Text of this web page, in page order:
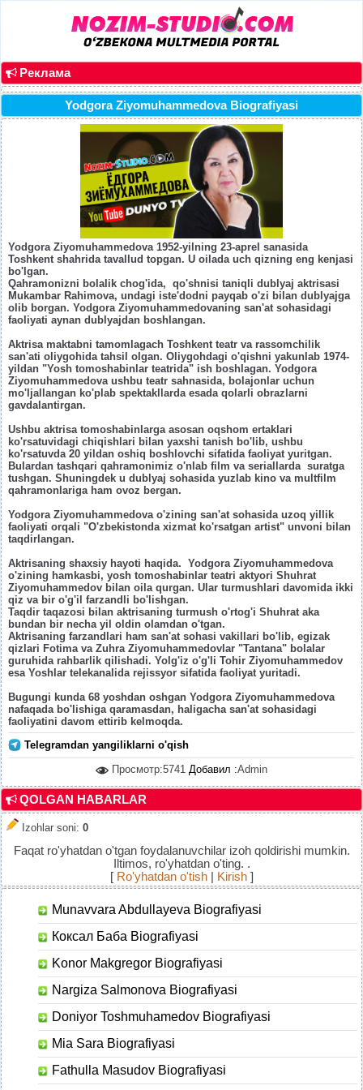
Реклама
Yodgora Ziyomuhammedova Biografiyasi
Yodgora Ziyomuhammedova 1952-yilning 23-aprel sanasida
Toshkent shahrida tavallud topgan. U oilada uch qizning eng kenjasi
bo'lgan.
Qahramonizni bolalik chog'ida, qo'shnisi taniqli dublyaj aktrisasi
Mukambar Rahimova, undagi iste'dodni payqab o'zi bilan dublyajga
olib borgan. Yodgora Ziyomuhammedovaning san'at sohasidagi
faoliyati aynan dublyajdan boshlangan.
Aktrisa maktabni tamomlagach Toshkent teatr va rassomchilik
san'ati oliygohida tahsil olgan. Oliygohdagi o'qishni yakunlab 1974-
yildan "Yosh tomoshabinlar teatrida" ish boshlagan. Yodgora
Ziyomuhammedova ushbu teatr sahnasida, bolajonlar uchun
mo'ljallangan ko'plab spektakllarda esada qolarli obrazlarni
gavdalantirgan.
Ushbu aktrisa tomoshabinlarga asosan oqshom ertaklari
ko'rsatuvidagi chiqishlari bilan yaxshi tanish bo'lib, ushbu
ko'rsatuvda 20 yildan oshiq boshlovchi sifatida faoliyat yuritgan.
Bulardan tashqari qahramonimiz o'nlab film va seriallarda suratga
tushgan. Shuningdek u dublyaj sohasida yuzlab kino va multfilm
qahramonlariga ham ovoz bergan.
Yodgora Ziyomuhammedova o'zining san'at sohasida uzoq yillik
faoliyati orqali "O'zbekistonda xizmat ko'rsatgan artist" unvoni bilan
taqdirlangan.
Aktrisaning shaxsiy hayoti haqida. Yodgora Ziyomuhammedova
o'zining hamkasbi, yosh tomoshabinlar teatri aktyori Shuhrat
Ziyomuhammedov bilan oila qurgan. Ular turmushlari davomida ikki
qiz va bir o'g'il farzandli bo'lishgan.
Taqdir taqazosi bilan aktrisaning turmush o'rtog'i Shuhrat aka
bundan bir necha yil oldin olamdan o'tgan.
Aktrisaning farzandlari ham san'at sohasi vakillari bo'lib, egizak
qizlari Fotima va Zuhra Ziyomuhammedovlar "Tantana" bolalar
guruhida rahbarlik qilishadi. Yolg'iz o'g'li Tohir Ziyomuhammedov
esa Yoshlar telekanalida rejissyor sifatida faoliyat yuritadi.
Bugungi kunda 68 yoshdan oshgan Yodgora Ziyomuhammedova
nafaqada bo'lishiga qaramasdan, haligacha san'at sohasidagi
faoliyatini davom ettirib kelmoqda.
Telegramdan yangiliklarni o'qish
Просмотр:5741 Добавил :Admin
QOLGAN HABARLAR
Izohlar soni: 0
Faqat ro'yhatdan o'tgan foydalanuvchilar izoh qoldirishi mumkin.
Iltimos, ro'yhatdan o'ting. .
[ Ro'yhatdan o'tish| Kirish]
Munavvara Abdullayeva Biografiyasi
Коксал Баба Biografiyasi
Konor Makgregor Biografiyasi
Nargiza Salmonova Biografiyasi
Doniyor Toshmuhamedov Biografiyasi
Mia Sara Biografiyasi
Fathulla Masudov Biografiyasi